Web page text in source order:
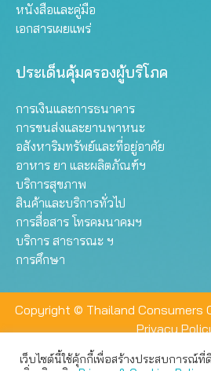
หนังสือและคู่มือ
เอกสารเผยแพร่
ประเด็นคุ้มครองผู้บริโภค
การเงินและการธนาคาร
การขนส่งและยานพาหนะ
อสังหาริมทรัพย์และที่อยู่อาศัย
อาหาร ยา และผลิตภัณฑ์ฯ
บริการสุขภาพ
สินค้าและบริการทั่วไป
การสื่อสาร โทรคมนาคมฯ
บริการ สาธารณะ ฯ
การศึกษา
Copyright © Thailand Consumers
Privacy
เว็บไซต์นี้ใช้คุ้กกี้เพื่อสร้างประสบการณ์
เว็บไซต์นี้ใช้คุกกี้เพื่อมอบประสบการณ์